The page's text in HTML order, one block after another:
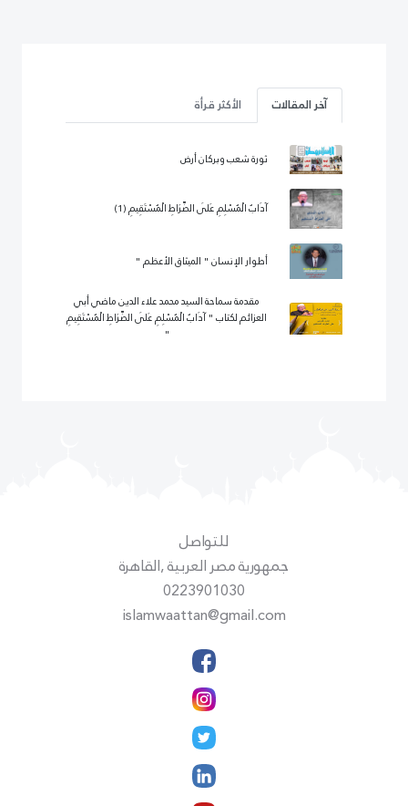
آخر المقالات الأكثر قرأة
ثورة شعب وبركان أرض
آدَابُ الْمُسْلِمِ عَلَى الصِّرَاطِ الْمُسْتَقِيمِ (1)
أطوار الإنسان " الميثاق الأعظم "
مقدمة سماحة السيد محمد علاء الدين ماضي أبي
العزائم لكتاب " آدَابُ الْمُسْلِمِ عَلَى الصِّرَاطِ الْمُسْتَقِيمِ
"
للتواصل
جمهورية مصر العربية ,القاهرة
0223901030
islamwaattan@gmail.com